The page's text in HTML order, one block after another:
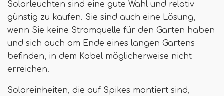
Solarleuchten sind eine gute Wahl und relativ
günstig zu kaufen. Sie sind auch eine Lösung,
wenn Sie keine Stromquelle für den Garten haben
und sich auch am Ende eines langen Gartens
befinden, in dem Kabel möglicherweise nicht
erreichen.
Solareinheiten, die auf Spikes montiert sind,